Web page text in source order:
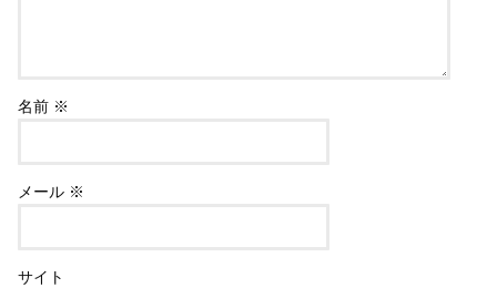
名前 ※
メール ※
サイト